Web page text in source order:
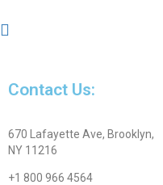
Contact Us:
670 Lafayette Ave, Brooklyn,
NY 11216
+1 800 966 4564